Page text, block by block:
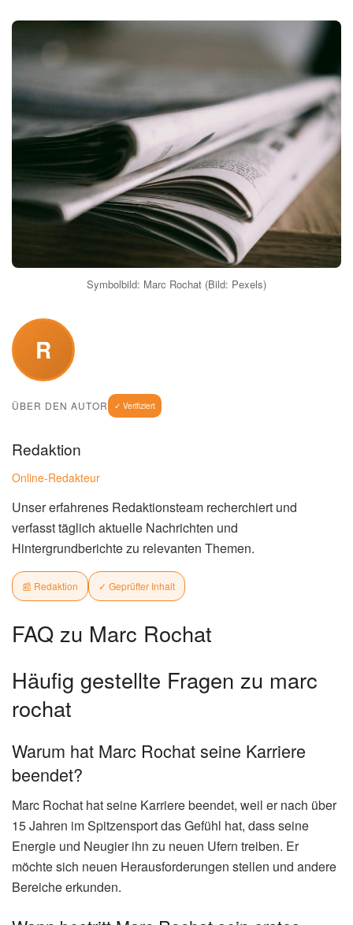
Symbolbild: Marc Rochat (Bild: Pexels)
R
ÜBER DEN AUTOR ✓ Verifiziert
Redaktion
Online-Redakteur
Unser erfahrenes Redaktionsteam recherchiert und
verfasst täglich aktuelle Nachrichten und
Hintergrundberichte zu relevanten Themen.
📰 Redaktion ✓ Geprüfter Inhalt
FAQ zu Marc Rochat
Häufig gestellte Fragen zu marc
rochat
Warum hat Marc Rochat seine Karriere
beendet?
Marc Rochat hat seine Karriere beendet, weil er nach über
15 Jahren im Spitzensport das Gefühl hat, dass seine
Energie und Neugier ihn zu neuen Ufern treiben. Er
möchte sich neuen Herausforderungen stellen und andere
Bereiche erkunden.